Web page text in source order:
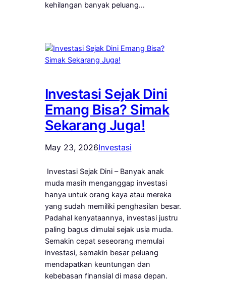
kehilangan banyak peluang…
Investasi Sejak Dini
Emang Bisa? Simak
Sekarang Juga!
May 23, 2026Investasi
Investasi Sejak Dini – Banyak anak
muda masih menganggap investasi
hanya untuk orang kaya atau mereka
yang sudah memiliki penghasilan besar.
Padahal kenyataannya, investasi justru
paling bagus dimulai sejak usia muda.
Semakin cepat seseorang memulai
investasi, semakin besar peluang
mendapatkan keuntungan dan
kebebasan finansial di masa depan.